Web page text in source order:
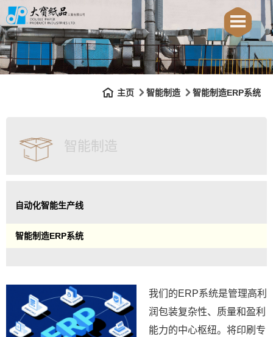
主页 智能制造 智能制造ERP系统
智能制造
自动化智能生产线
智能制造ERP系统
我们的ERP系统是管理高利
润包装复杂性、质量和盈利
能力的中心枢纽。将印刷专